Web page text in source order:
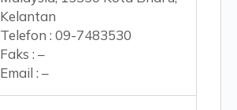
Kelantan
Telefon : 09-7483530
Faks : –
Email : –